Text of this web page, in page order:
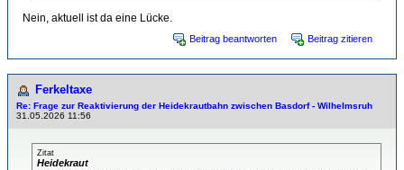
Nein, aktuell ist da eine Lücke.
Beitrag beantworten Beitrag zitieren
Ferkeltaxe
Re: Frage zur Reaktivierung der Heidekrautbahn zwischen Basdorf - Wilhelmsruh
31.05.2026 11:56
Zitat
Heidekraut